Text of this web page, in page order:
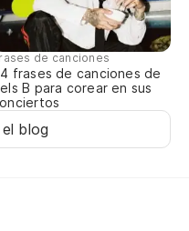
de canciones
frases de canciones de
B para corear en sus
blog